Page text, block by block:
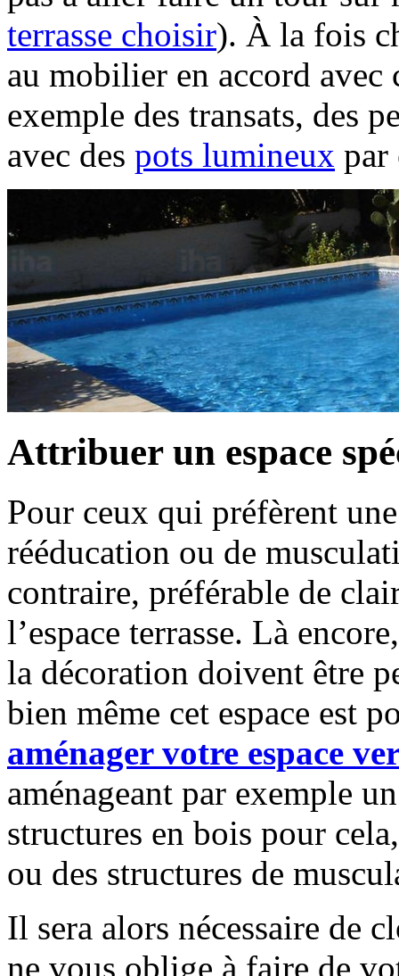
terrasse choisir). À la fois
au mobilier en accord
exemple des transats, des
avec des pots lumineux par
Attribuer un espace
Pour ceux qui préfèrent
rééducation ou de
contraire, préférable de
l’espace terrasse. Là
la décoration doivent être
bien même cet espace est
aménager votre espace
aménageant par exemple
structures en bois pour
ou des structures de
Il sera alors nécessaire de
ne vous oblige à faire de